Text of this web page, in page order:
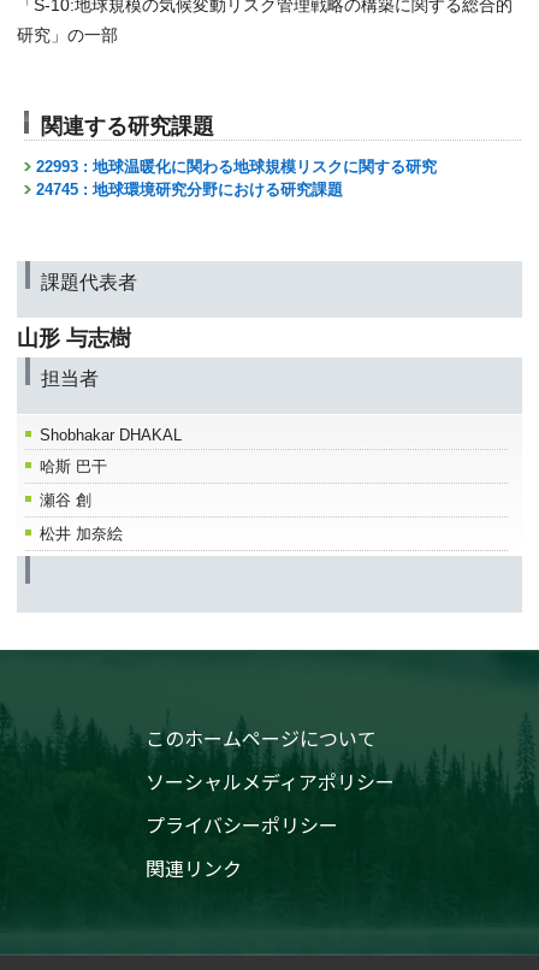
「S-10:地球規模の気候変動リスク管理戦略の構築に関する総合的
研究」の一部
関連する研究課題
22993 : 地球温暖化に関わる地球規模リスクに関する研究
24745 : 地球環境研究分野における研究課題
課題代表者
山形 与志樹
担当者
Shobhakar DHAKAL
哈斯 巴干
瀬谷 創
松井 加奈絵
このホームページについて
ソーシャルメディアポリシー
プライバシーポリシー
関連リンク